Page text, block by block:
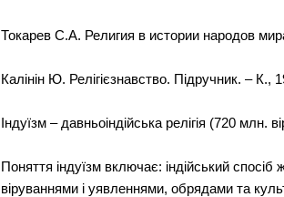
Токарев С.А. Религия в истории народов
Калінін Ю. Релігієзнавство. Підручник. – К.,
Індуїзм – давньоіндійська релігія (720 млн.
Поняття індуїзм включає: індійський
віруваннями і уявленнями, обрядами та